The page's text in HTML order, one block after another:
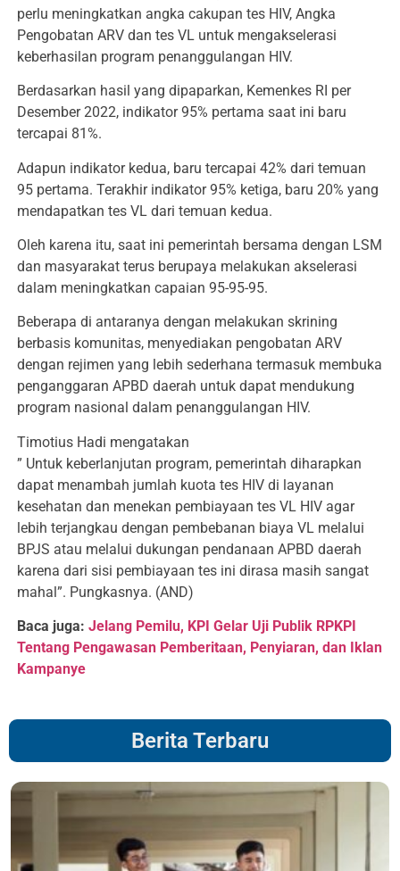
perlu meningkatkan angka cakupan tes HIV, Angka
Pengobatan ARV dan tes VL untuk mengakselerasi
keberhasilan program penanggulangan HIV.
Berdasarkan hasil yang dipaparkan, Kemenkes RI per
Desember 2022, indikator 95% pertama saat ini baru
tercapai 81%.
Adapun indikator kedua, baru tercapai 42% dari temuan
95 pertama. Terakhir indikator 95% ketiga, baru 20% yang
mendapatkan tes VL dari temuan kedua.
Oleh karena itu, saat ini pemerintah bersama dengan LSM
dan masyarakat terus berupaya melakukan akselerasi
dalam meningkatkan capaian 95-95-95.
Beberapa di antaranya dengan melakukan skrining
berbasis komunitas, menyediakan pengobatan ARV
dengan rejimen yang lebih sederhana termasuk membuka
penganggaran APBD daerah untuk dapat mendukung
program nasional dalam penanggulangan HIV.
Timotius Hadi mengatakan
” Untuk keberlanjutan program, pemerintah diharapkan
dapat menambah jumlah kuota tes HIV di layanan
kesehatan dan menekan pembiayaan tes VL HIV agar
lebih terjangkau dengan pembebanan biaya VL melalui
BPJS atau melalui dukungan pendanaan APBD daerah
karena dari sisi pembiayaan tes ini dirasa masih sangat
mahal”. Pungkasnya. (AND)
Baca juga: Jelang Pemilu, KPI Gelar Uji Publik RPKPI
Tentang Pengawasan Pemberitaan, Penyiaran, dan Iklan
Kampanye
Berita Terbaru